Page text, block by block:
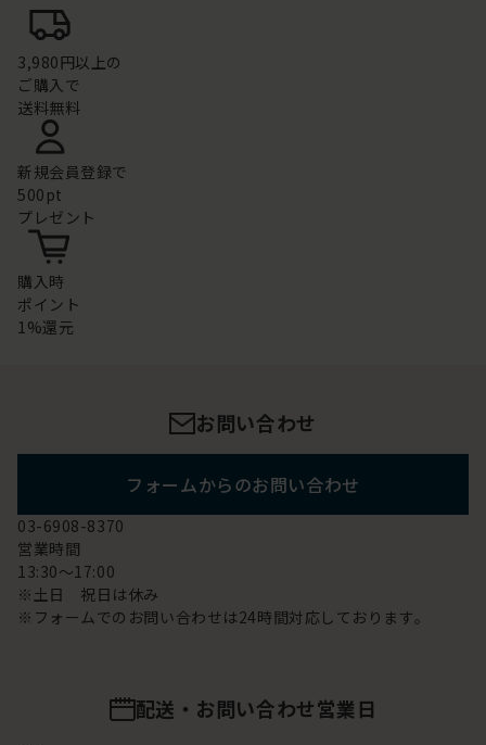
3,980円以上の
ご購入で
送料無料
新規会員登録で
500pt
プレゼント
購入時
ポイント
1%還元
お問い合わせ
フォームからのお問い合わせ
03-6908-8370
営業時間
13:30～17:00
※土日 祝日は休み
※フォームでのお問い合わせは24時間対応しております。
配送・お問い合わせ営業日